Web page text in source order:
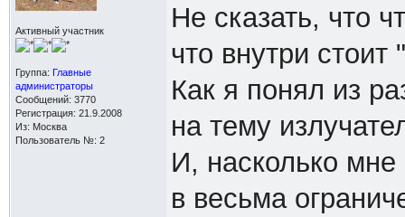
Активный участник
Группа: Главные
администраторы
Сообщений: 3770
Регистрация: 21.9.2008
Из: Москва
Пользователь №: 2
Не сказать, что
что внутри
Как я понял из
на тему
И, насколько мне
в весьма